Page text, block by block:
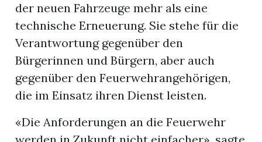
der neuen Fahrzeuge mehr als eine
technische Erneuerung. Sie stehe für die
Verantwortung gegenüber den
Bürgerinnen und Bürgern, aber auch
gegenüber den Feuerwehrangehörigen,
die im Einsatz ihren Dienst leisten.
«Die Anforderungen an die Feuerwehr